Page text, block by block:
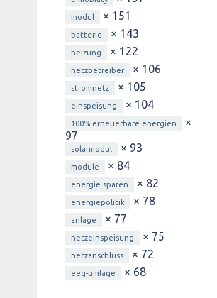
modul × 151
batterie × 143
heizung × 122
netzbetreiber × 106
stromnetz × 105
einspeisung × 104
100% erneuerbare energien
×
97
solarmodul × 93
module × 84
energie sparen × 82
energiepolitik × 78
anlage × 77
netzeinspeisung × 75
netzanschluss × 72
eeg-umlage × 68